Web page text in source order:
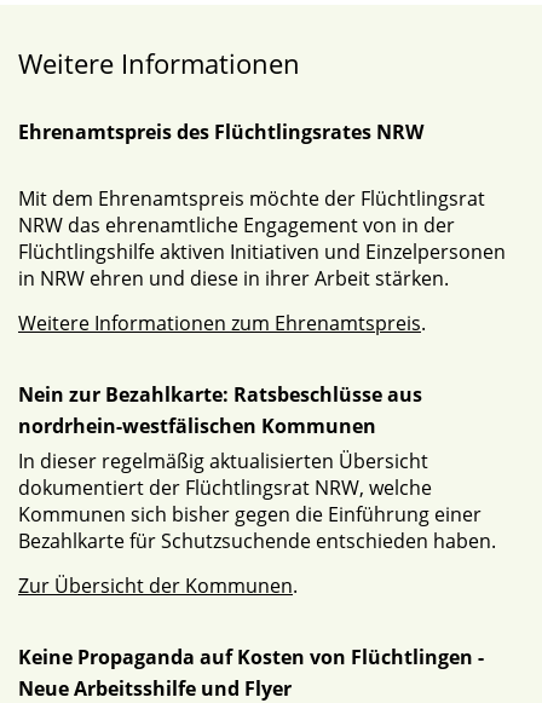
Weitere Informationen
Ehrenamtspreis des Flüchtlingsrates NRW
Mit dem Ehrenamtspreis möchte der Flüchtlingsrat
NRW das ehrenamtliche Engagement von in der
Flüchtlingshilfe aktiven Initiativen und Einzelpersonen
in NRW ehren und diese in ihrer Arbeit stärken.
Weitere Informationen zum Ehrenamtspreis.
Nein zur Bezahlkarte: Ratsbeschlüsse aus
nordrhein-westfälischen Kommunen
In dieser regelmäßig aktualisierten Übersicht
dokumentiert der Flüchtlingsrat NRW, welche
Kommunen sich bisher gegen die Einführung einer
Bezahlkarte für Schutzsuchende entschieden haben.
Zur Übersicht der Kommunen.
Keine Propaganda auf Kosten von Flüchtlingen -
Neue Arbeitsshilfe und Flyer